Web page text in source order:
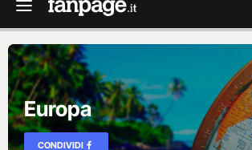
Europa
CONDIVIDI